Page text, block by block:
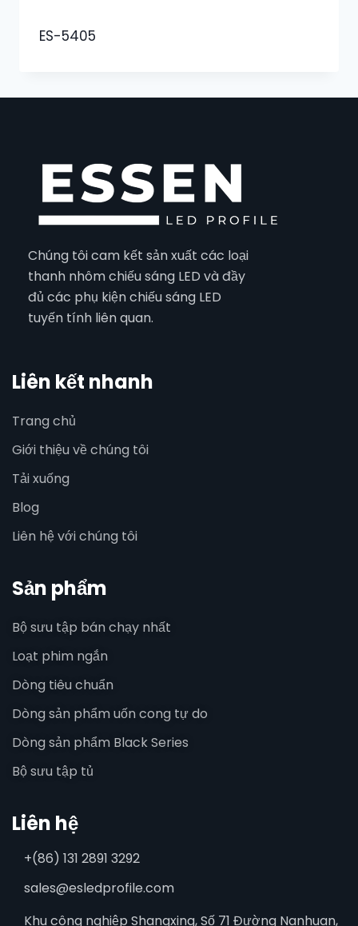
ES-5405
Chúng tôi cam kết sản xuất các loại
thanh nhôm chiếu sáng LED và đầy
đủ các phụ kiện chiếu sáng LED
tuyến tính liên quan.
Liên kết nhanh
Trang chủ
Giới thiệu về chúng tôi
Tải xuống
Blog
Liên hệ với chúng tôi
Sản phẩm
Bộ sưu tập bán chạy nhất
Loạt phim ngắn
Dòng tiêu chuẩn
Dòng sản phẩm uốn cong tự do
Dòng sản phẩm Black Series
Bộ sưu tập tủ
Liên hệ
+(86) 131 2891 3292
sales@esledprofile.com
Khu công nghiệp Shangxing, Số 71 Đường Nanhuan,